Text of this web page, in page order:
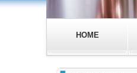
HOME